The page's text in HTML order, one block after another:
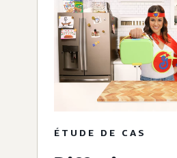
ÉTUDE DE CAS